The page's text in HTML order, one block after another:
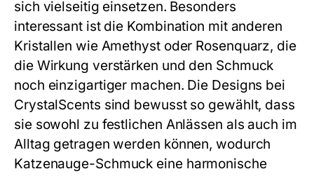
sich vielseitig einsetzen. Besonders
interessant ist die Kombination mit anderen
Kristallen wie Amethyst oder Rosenquarz, die
die Wirkung verstärken und den Schmuck
noch einzigartiger machen. Die Designs bei
CrystalScents sind bewusst so gewählt, dass
sie sowohl zu festlichen Anlässen als auch im
Alltag getragen werden können, wodurch
Katzenauge-Schmuck eine harmonische